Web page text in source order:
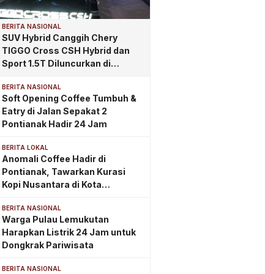
BERITA NASIONAL
SUV Hybrid Canggih Chery
TIGGO Cross CSH Hybrid dan
Sport 1.5T Diluncurkan di
Kemewahan dan Teknologi
Masa Depan
BERITA NASIONAL
Soft Opening Coffee Tumbuh &
Eatry di Jalan Sepakat 2
Pontianak Hadir 24 Jam
BERITA LOKAL
Anomali Coffee Hadir di
Pontianak, Tawarkan Kurasi
Kopi Nusantara di Kota
BERITA NASIONAL
Warga Pulau Lemukutan
Harapkan Listrik 24 Jam untuk
Dongkrak Pariwisata
BERITA NASIONAL